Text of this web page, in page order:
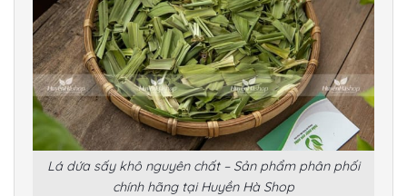
Lá dứa sấy khô nguyên chất – Sản phẩm phân phối
chính hãng tại Huyền Hà Shop